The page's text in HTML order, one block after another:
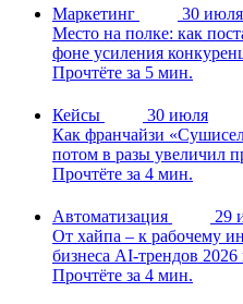
Маркетинг
30 июля
Место на полке: как
фоне усиления
Прочтёте за 5 мин.
Кейсы
30 июля
Как франчайзи
потом в разы увеличил
Прочтёте за 4 мин.
Автоматизация
29
От хайпа – к рабочему
бизнеса AI-трендов 2026
Прочтёте за 4 мин.